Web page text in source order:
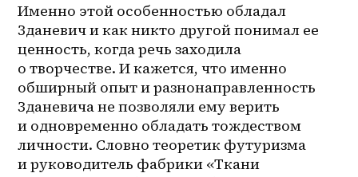
Именно этой особенностью обладал
Зданевич и как никто другой понимал ее
ценность, когда речь заходила
о творчестве. И кажется, что именно
обширный опыт и разнонаправленность
Зданевича не позволяли ему верить
и одновременно обладать тождеством
личности. Словно теоретик футуризма
и руководитель фабрики «Ткани